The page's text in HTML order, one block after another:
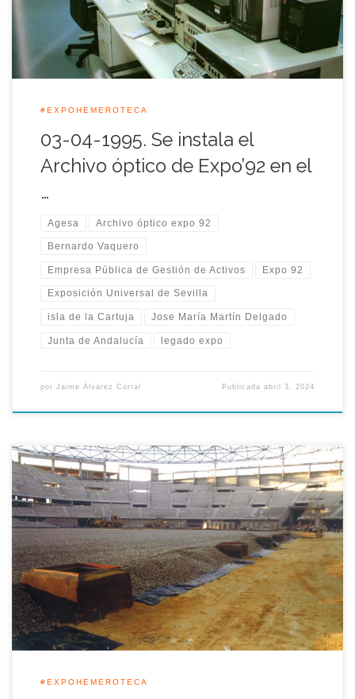
pesetas y […]
#EXPOHEMEROTECA
03-04-1995. Se instala el
Archivo óptico de Expo’92 en el
…
Agesa Archivo óptico expo 92
Bernardo Vaquero
Empresa Pública de Gestión de Activos Expo 92
Exposición Universal de Sevilla
isla de la Cartuja Jose María Martín Delgado
Junta de Andalucía legado expo
por Jaime Álvarez Corral Publicadaabril 3, 2024
Ya sabes que en la Expo-Hemeroteca además de tratar toda la
historia de la Exposición Universal de Sevilla también
repasamos los cambios acometidos en la Isla de la Cartuja,
para ello nos trasladamos al 23 de Septiembre de 1996 fecha
en la que comenzaron las obras previas del llamado Estado
[…]
#EXPOHEMEROTECA